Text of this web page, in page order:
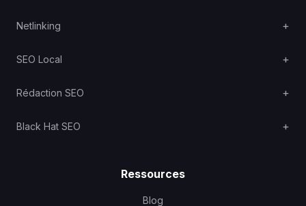
Netlinking
SEO Local
Rédaction SEO
Black Hat SEO
Ressources
Blog